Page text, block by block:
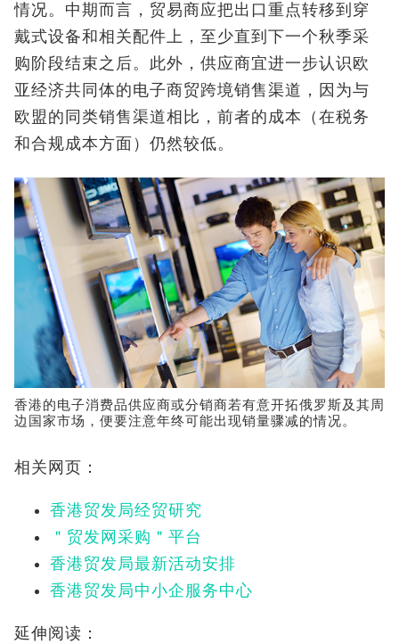
情况。中期而言，贸易商应把出口重点转移到穿
戴式设备和相关配件上，至少直到下一个秋季采
购阶段结束之后。此外，供应商宜进一步认识欧
亚经济共同体的电子商贸跨境销售渠道，因为与
欧盟的同类销售渠道相比，前者的成本（在税务
和合规成本方面）仍然较低。
香港的电子消费品供应商或分销商若有意开拓俄罗斯及其周
边国家市场，便要注意年终可能出现销量骤减的情况。
相关网页：
香港贸发局经贸研究
＂贸发网采购＂平台
香港贸发局最新活动安排
香港贸发局中小企服务中心
延伸阅读：